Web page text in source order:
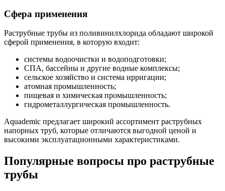
Сфера применения
Раструбные трубы из поливинилхлорида обладают широкой
сферой применения, в которую входит:
системы водоочистки и водоподготовки;
СПА, бассейны и другие водные комплексы;
сельское хозяйство и система ирригации;
атомная промышленность;
пищевая и химическая промышленность;
гидрометаллургическая промышленность.
Aquademic предлагает широкий ассортимент раструбных
напорных труб, которые отличаются выгодной ценой и
высокими эксплуатационными характеристиками.
Популярные вопросы про раструбные
трубы